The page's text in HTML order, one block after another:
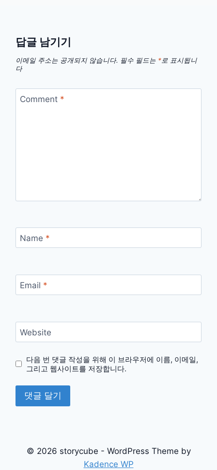
답글 남기기
이메일 주소는 공개되지 않습니다. 필수 필드는 *로 표시됩니
다
Comment *
Name *
Email *
Website
다음 번 댓글 작성을 위해 이 브라우저에 이름, 이메일,
그리고 웹사이트를 저장합니다.
© 2026 storycube - WordPress Theme by
Kadence WP